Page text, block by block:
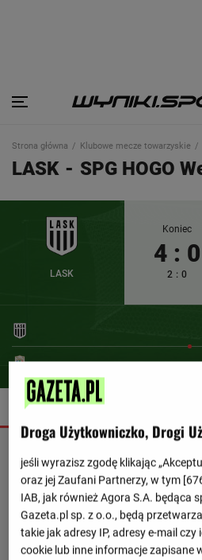
Strona główna Klubowe mecze towarzyskie
LASK - SPG HOGO
LASK
Koniec
4 : 0
2 : 0
SZCZEGÓŁY
Droga Użytkowniczko, Drogi
jeśli wyrazisz zgodę klikając
oraz jej Zaufani Partnerzy, w tym [
IAB, jak również Agora S.A. będąca
Gazeta.pl sp. z o.o., będą
takie jak adresy IP, adresy e-mail
cookie lub inne informacje zapisane